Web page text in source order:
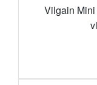
Vilgain